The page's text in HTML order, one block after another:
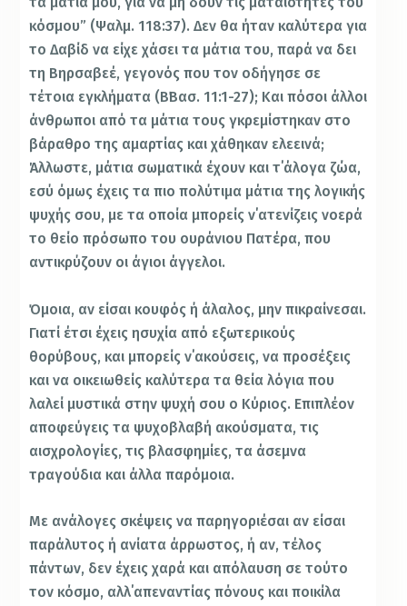
κόσμου” (Ψαλμ. 118:37). Δεν θα ήταν καλύτερα για
το Δαβίδ να είχε χάσει τα μάτια του, παρά να δει
τη Βηρσαβεέ, γεγονός που τον οδήγησε σε
τέτοια εγκλήματα (Β΄Βασ. 11:1-27); Και πόσοι άλλοι
άνθρωποι από τα μάτια τους γκρεμίστηκαν στο
βάραθρο της αμαρτίας και χάθηκαν ελεεινά;
Άλλωστε, μάτια σωματικά έχουν και τ΄άλογα ζώα,
εσύ όμως έχεις τα πιο πολύτιμα μάτια της λογικής
ψυχής σου, με τα οποία μπορείς ν΄ατενίζεις νοερά
το θείο πρόσωπο του ουράνιου Πατέρα, που
αντικρύζουν οι άγιοι άγγελοι.
Όμοια, αν είσαι κουφός ή άλαλος, μην πικραίνεσαι.
Γιατί έτσι έχεις ησυχία από εξωτερικούς
θορύβους, και μπορείς ν΄ακούσεις, να προσέξεις
και να οικειωθείς καλύτερα τα θεία λόγια που
λαλεί μυστικά στην ψυχή σου ο Κύριος. Επιπλέον
αποφεύγεις τα ψυχοβλαβή ακούσματα, τις
αισχρολογίες, τις βλασφημίες, τα άσεμνα
τραγούδια και άλλα παρόμοια.
Με ανάλογες σκέψεις να παρηγοριέσαι αν είσαι
παράλυτος ή ανίατα άρρωστος, ή αν, τέλος
πάντων, δεν έχεις χαρά και απόλαυση σε τούτο
τον κόσμο, αλλ΄απεναντίας πόνους και ποικίλα